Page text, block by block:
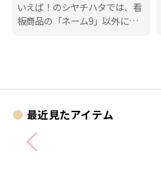
いえば！のシヤチハタでは、看
板商品の「ネーム9」以外に
最近見たアイテム